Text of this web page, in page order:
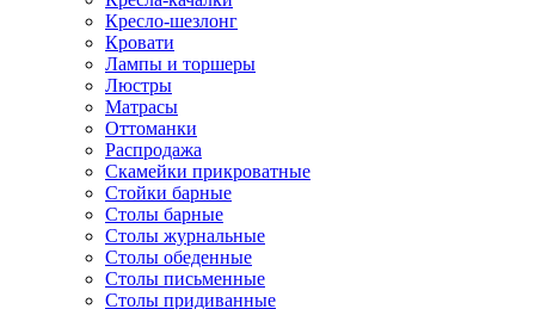
Кресло-шезлонг
Кровати
Лампы и торшеры
Люстры
Матрасы
Оттоманки
Распродажа
Скамейки прикроватные
Стойки барные
Столы барные
Столы журнальные
Столы обеденные
Столы письменные
Столы придиванные